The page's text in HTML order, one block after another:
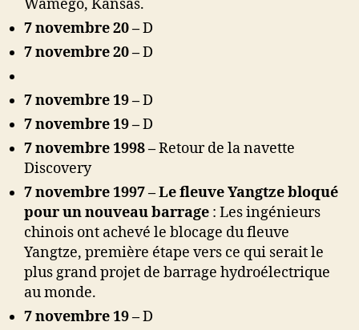
Wamego, Kansas.
7 novembre 20 –D
7 novembre 20 –D
7 novembre 19 –D
7 novembre 19 –D
7 novembre 1998 –Retour de la navette
Discovery
7 novembre 1997 – Le fleuve Yangtze bloqué
pour un nouveau barrage : Les ingénieurs
chinois ont achevé le blocage du fleuve
Yangtze, première étape vers ce qui serait le
plus grand projet de barrage hydroélectrique
au monde.
7 novembre 19 –D